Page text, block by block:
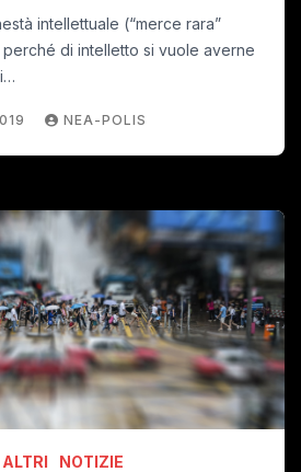
intellettuale (“merce rara”
di intelletto si vuole averne
NEA-POLIS
NOTIZIE